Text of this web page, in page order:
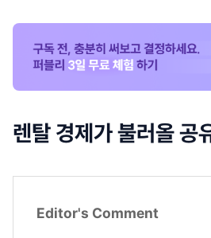
렌탈 경제가 불러올 공
Editor's Comment